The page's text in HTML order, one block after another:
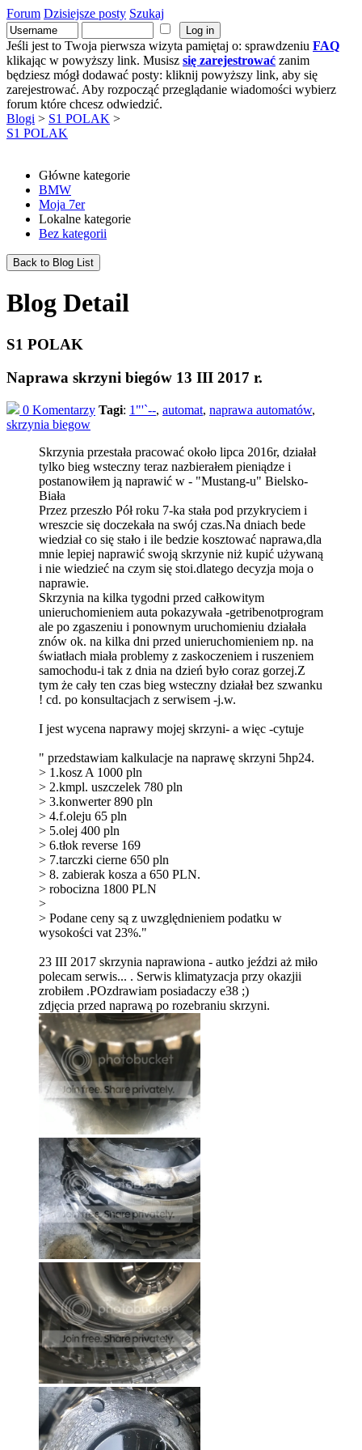
Forum Dzisiejsze posty Szukaj
Jeśli jest to Twoja pierwsza wizyta pamiętaj o: sprawdzeniu FAQ
klikając w powyższy link. Musisz się zarejestrować zanim
będziesz mógł dodawać posty: kliknij powyższy link, aby się
zarejestrować. Aby rozpocząć przeglądanie wiadomości wybierz
forum które chcesz odwiedzić.
Blogi > S1 POLAK >
S1 POLAK
Główne kategorie
BMW
Moja 7er
Lokalne kategorie
Bez kategorii
Back to Blog List
Blog Detail
S1 POLAK
Naprawa skrzyni biegów 13 III 2017 r.
0 Komentarzy Tagi: 1"'`--, automat, naprawa automatów,
skrzynia biegow
Skrzynia przestała pracować około lipca 2016r, działał
tylko bieg wsteczny teraz nazbierałem pieniądze i
postanowiłem ją naprawić w - "Mustang-u" Bielsko-
Biała
Przez przeszło Pół roku 7-ka stała pod przykryciem i
wreszcie się doczekała na swój czas.Na dniach bede
wiedział co się stało i ile bedzie kosztować naprawa,dla
mnie lepiej naprawić swoją skrzynie niż kupić używaną
i nie wiedzieć na czym się stoi.dlatego decyzja moja o
naprawie.
Skrzynia na kilka tygodni przed całkowitym
unieruchomieniem auta pokazywała -getribenotprogram
ale po zgaszeniu i ponownym uruchomieniu działała
znów ok. na kilka dni przed unieruchomieniem np. na
światłach miała problemy z zaskoczeniem i ruszeniem
samochodu-i tak z dnia na dzień było coraz gorzej.Z
tym że cały ten czas bieg wsteczny działał bez szwanku
! cd. po konsultacjach z serwisem -j.w.
I jest wycena naprawy mojej skrzyni- a więc -cytuje
" przedstawiam kalkulacje na naprawę skrzyni 5hp24.
> 1.kosz A 1000 pln
> 2.kmpl. uszczelek 780 pln
> 3.konwerter 890 pln
> 4.f.oleju 65 pln
> 5.olej 400 pln
> 6.tłok reverse 169
> 7.tarczki cierne 650 pln
> 8. zabierak kosza a 650 PLN.
> robocizna 1800 PLN
>
> Podane ceny są z uwzględnieniem podatku w
wysokości vat 23%."
23 III 2017 skrzynia naprawiona - autko jeździ aż miło
polecam serwis... . Serwis klimatyzacja przy okazjii
zrobiłem .POzdrawiam posiadaczy e38 ;)
zdjęcia przed naprawą po rozebraniu skrzyni.